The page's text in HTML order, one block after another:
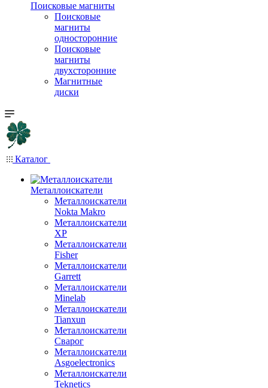
Поисковые магниты
Поисковые
магниты
односторонние
Поисковые
магниты
двухсторонние
Магнитные
диски
Каталог
Металлоискатели
Металлоискатели
Nokta Makro
Металлоискатели
XP
Металлоискатели
Fisher
Металлоискатели
Garrett
Металлоискатели
Minelab
Металлоискатели
Tianxun
Металлоискатели
Сварог
Металлоискатели
Asgoelectronics
Металлоискатели
Teknetics